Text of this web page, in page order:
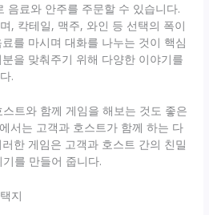
음료와 안주를 주문할 수 있습니다.
, 칵테일, 맥주, 와인 등 선택의 폭이
를 마시며 대화를 나누는 것이 핵심
을 맞춰주기 위해 다양한 이야기를
.
트와 함께 게임을 해보는 것도 좋은
서는 고객과 호스트가 함께 하는 다
한 게임은 고객과 호스트 간의 친밀
를 만들어 줍니다.
지